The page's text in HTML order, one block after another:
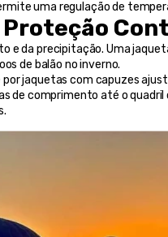
uma regulação de
e da precipitação. Uma
de balão no inverno.
por jaquetas com capuzes
de comprimento até o